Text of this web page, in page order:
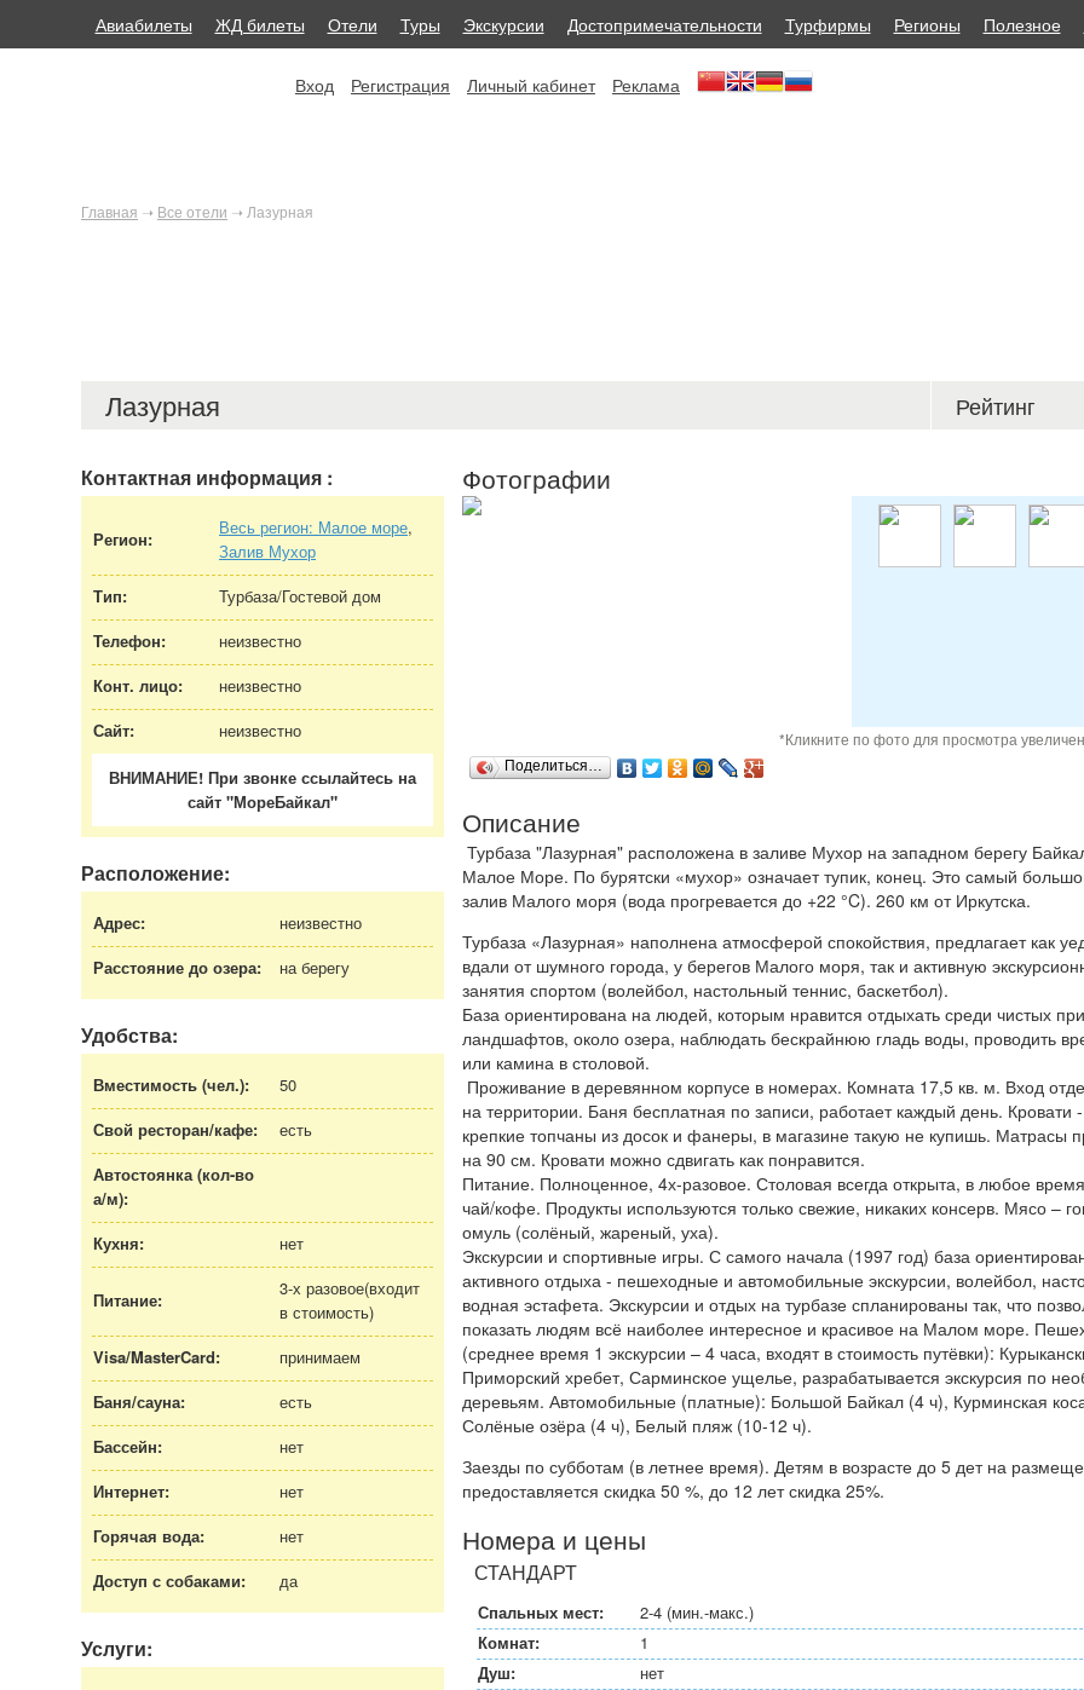
Авиабилеты ЖД билеты Отели Туры Экскурсии Достопримечательности Турфирмы Регионы Полезное
Вход Регистрация Личный кабинет Реклама
Главная ➝ Все отели ➝ Лазурная
Лазурная Рейтинг
Контактная информация :
Регион:
Весь регион: Малое море,
Залив Мухор
Тип:
Турбаза/Гостевой дом
Телефон:
неизвестно
Конт. лицо:
неизвестно
Сайт:
неизвестно
ВНИМАНИЕ! При звонке ссылайтесь на
сайт "МореБайкал"
Расположение:
Адрес:
неизвестно
Расстояние до озера:
на берегу
Удобства:
Вместимость (чел.):
50
Свой ресторан/кафе:
есть
Автостоянка (кол-во
а/м):
Кухня:
нет
Питание:
3-х разовое(входит
в стоимость)
Visa/MasterCard:
принимаем
Баня/сауна:
есть
Бассейн:
нет
Интернет:
нет
Горячая вода:
нет
Доступ с собаками:
да
Услуги:
Фотографии
*Кликните по фото для просмотра
Поделиться…
Описание
Турбаза "Лазурная" расположена в заливе Мухор на западном берегу
Малое Море. По бурятски «мухор» означает тупик, конец. Это самый
залив Малого моря (вода прогревается до +22 °C). 260 км от Иркутска.
Турбаза «Лазурная» наполнена атмосферой спокойствия, предлагает как
вдали от шумного города, у берегов Малого моря, так и активную
занятия спортом (волейбол, настольный теннис, баскетбол).
База ориентирована на людей, которым нравится отдыхать среди чистых
ландшафтов, около озера, наблюдать бескрайнюю гладь воды, проводить
или камина в столовой.
Проживание в деревянном корпусе в номерах. Комната 17,5 кв. м. Вход
на территории. Баня бесплатная по записи, работает каждый день.
крепкие топчаны из досок и фанеры, в магазине такую не купишь. Матрасы
на 90 см. Кровати можно сдвигать как понравится.
Питание. Полноценное, 4х-разовое. Столовая всегда открыта, в любое
чай/кофе. Продукты используются только свежие, никаких консерв. Мясо –
омуль (солёный, жареный, уха).
Экскурсии и спортивные игры. С самого начала (1997 год) база
активного отдыха - пешеходные и автомобильные экскурсии, волейбол,
водная эстафета. Экскурсии и отдых на турбазе спланированы так, что
показать людям всё наиболее интересное и красивое на Малом море.
(среднее время 1 экскурсии – 4 часа, входят в стоимость путёвки):
Приморский хребет, Сарминское ущелье, разрабатывается экскурсия по
деревьям. Автомобильные (платные): Большой Байкал (4 ч), Курминская
Солёные озёра (4 ч), Белый пляж (10-12 ч).
Заезды по субботам (в летнее время). Детям в возрасте до 5 дет на
предоставляется скидка 50 %, до 12 лет скидка 25%.
Номера и цены
СТАНДАРТ
Спальных мест:
2-4 (мин.-макс.)
Комнат:
1
Душ:
нет